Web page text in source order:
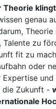
genau
Talente zu
fit zu
oder
und
die Zukunft -